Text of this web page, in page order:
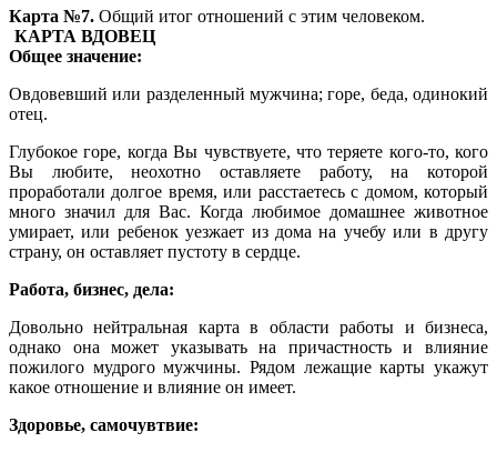
Карта №7. Общий итог отношений с этим человеком.
КАРТА ВДОВЕЦ
Общее значение:
Овдовевший или разделенный мужчина; горе, беда, одинокий
отец.
Глубокое горе, когда Вы чувствуете, что теряете кого-то, кого
Вы любите, неохотно оставляете работу, на которой
проработали долгое время, или расстаетесь с домом, который
много значил для Вас. Когда любимое домашнее животное
умирает, или ребенок уезжает из дома на учебу или в другу
страну, он оставляет пустоту в сердце.
Работа, бизнес, дела:
Довольно нейтральная карта в области работы и бизнеса,
однако она может указывать на причастность и влияние
пожилого мудрого мужчины. Рядом лежащие карты укажут
какое отношение и влияние он имеет.
Здоровье, самочувтвие: